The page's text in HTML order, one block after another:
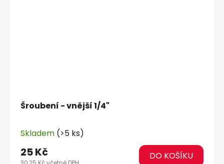
Šroubení - vnější 1/4"
Skladem (>5 ks)
25 Kč DO KOŠÍKU